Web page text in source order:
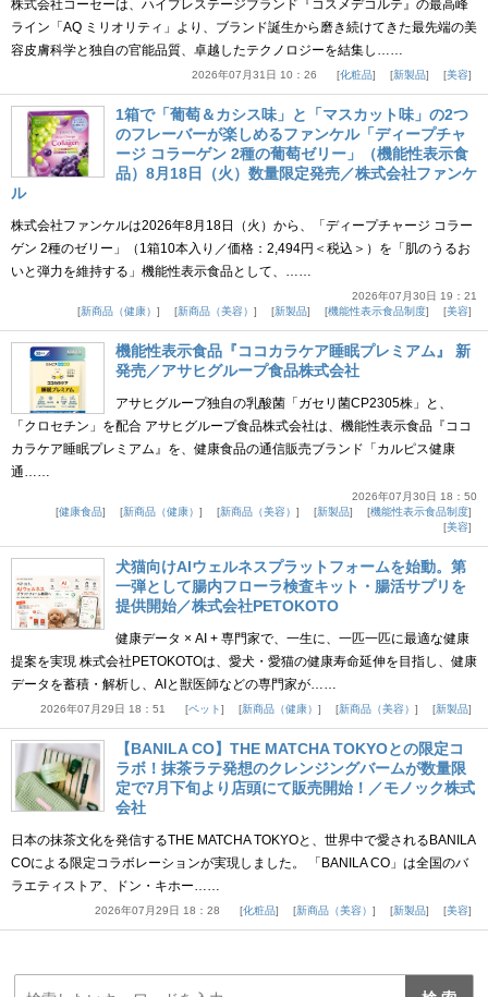
株式会社コーセーは、ハイプレステージブランド『コスメデコルテ』の最高峰
ライン「AQ ミリオリティ」より、ブランド誕生から磨き続けてきた最先端の美
容皮膚科学と独自の官能品質、卓越したテクノロジーを結集し……
2026年07月31日 10：26 化粧品 新製品 美容
1箱で「葡萄＆カシス味」と「マスカット味」の2つ
のフレーバーが楽しめるファンケル「ディープチャ
ージ コラーゲン 2種の葡萄ゼリー」（機能性表示食
品）8月18日（火）数量限定発売／株式会社ファンケ
ル
株式会社ファンケルは2026年8月18日（火）から、「ディープチャージ コラー
ゲン 2種のゼリー」（1箱10本入り／価格：2,494円＜税込＞）を「肌のうるお
いと弾力を維持する」機能性表示食品として、……
2026年07月30日 19：21
新商品（健康）
新商品（美容） 新製品 機能性表示食品制度 美容
機能性表示食品『ココカラケア睡眠プレミアム』 新
発売／アサヒグループ食品株式会社
アサヒグループ独自の乳酸菌「ガセリ菌CP2305株」と、
「クロセチン」を配合 アサヒグループ食品株式会社は、機能性表示食品『ココ
カラケア睡眠プレミアム』を、健康食品の通信販売ブランド「カルピス健康
通……
2026年07月30日 18：50
健康食品
新商品（健康） 新商品（美容） 新製品
機能性表示食品制度
美容
犬猫向けAIウェルネスプラットフォームを始動。第
一弾として腸内フローラ検査キット・腸活サプリを
提供開始／株式会社PETOKOTO
健康データ × AI + 専門家で、一生に、一匹一匹に最適な健康
提案を実現 株式会社PETOKOTOは、愛犬・愛猫の健康寿命延伸を目指し、健康
データを蓄積・解析し、AIと獣医師などの専門家が……
2026年07月29日 18：51 ペット 新商品（健康） 新商品（美容） 新製品
【BANILA CO】THE MATCHA TOKYOとの限定コ
ラボ！抹茶ラテ発想のクレンジングバームが数量限
定で7月下旬より店頭にて販売開始！／モノック株式
会社
日本の抹茶文化を発信するTHE MATCHA TOKYOと、世界中で愛されるBANILA
COによる限定コラボレーションが実現しました。 「BANILA CO」は全国のバ
ラエティストア、ドン・キホー……
2026年07月29日 18：28 化粧品 新商品（美容） 新製品 美容